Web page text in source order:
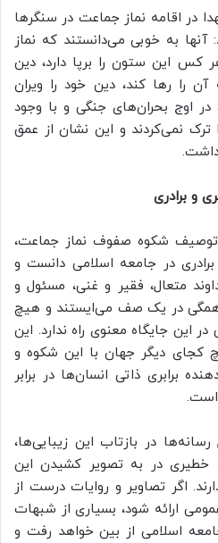
در اقامه نماز جماعت در سنگرها
به خوبی می‌دانستند که نماز
این ستون را برپا دارد، دین
را رها کند، دین خود را ویران
اوج بحران‌های جنگی و با وجود
ترک نمی‌کردند و این نشان از عمق
داشت.
و برادری
توصیف شکوه صفوف نماز جماعت،
برادری در جامعه اسلامی دانست و
متعال، فقیر و غنی، مسئول و
همگی در یک صف می‌ایستند و هیچ
این جایگاه معنوی راه ندارد. این
کجای دیگر جهان با این شکوه و
برابری ذاتی انسان‌ها در برابر
است.
در بازتاب این زیبایی‌ها،
خطیری در به تصویر کشیدن این
اگر تصاویر و روایات درست از
ارائه شود، بسیاری از شبهات
اسلامی از بین خواهد رفت و